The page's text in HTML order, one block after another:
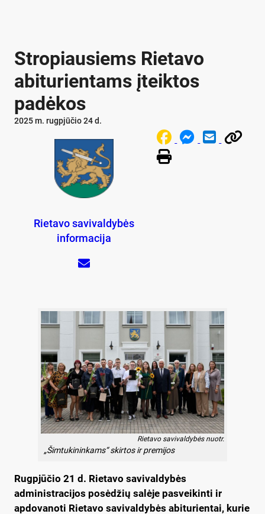
Stropiausiems Rietavo
abiturientams įteiktos
padėkos
2025 m. rugpjūčio 24 d.
Rietavo savivaldybės
informacija
Rietavo savivaldybės nuotr.
„Šimtukininkams“ skirtos ir premijos
Rugpjūčio 21 d. Rietavo savivaldybės
administracijos posėdžių salėje pasveikinti ir
apdovanoti Rietavo savivaldybės abiturientai, kurie